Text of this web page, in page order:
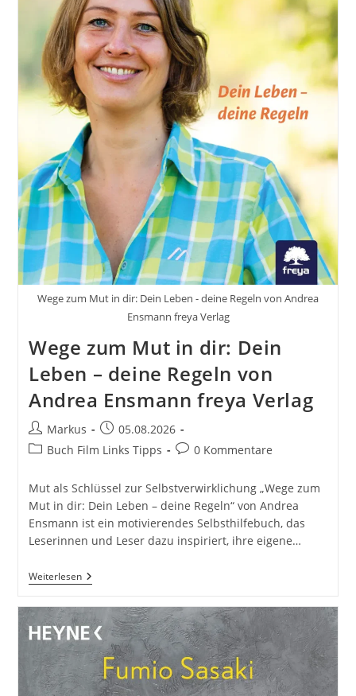
Wege zum Mut in dir: Dein Leben - deine Regeln von Andrea
Ensmann freya Verlag
Wege zum Mut in dir: Dein
Leben – deine Regeln von
Andrea Ensmann freya Verlag
Beitrags-
Autor:
Markus
Beitrag
veröffentlicht:
05.08.2026
Beitrags-
Buch Film Links Tipps
Beitrags-
0 Kommentare
Mut als Schlüssel zur Selbstverwirklichung „Wege zum
Mut in dir: Dein Leben – deine Regeln“ von Andrea
Ensmann ist ein motivierendes Selbsthilfebuch, das
Leserinnen und Leser dazu inspiriert, ihre eigene…
WeiterlesenWege
Zum
Dir:
Dein
Leben
–
Deine
Regeln